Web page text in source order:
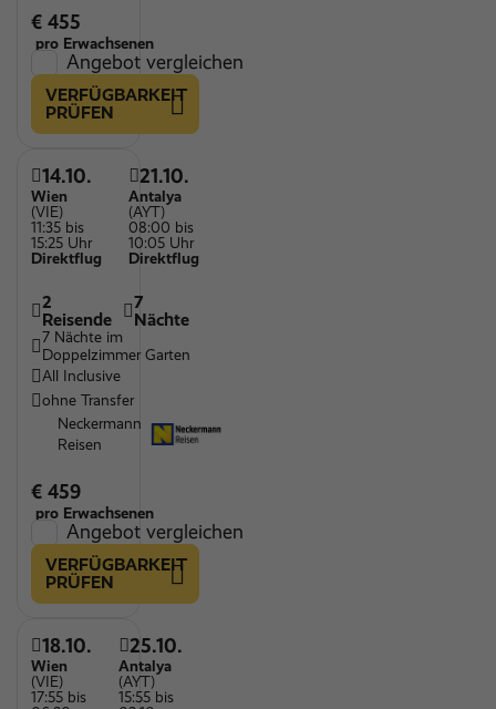
€ 455
pro Erwachsenen
Angebot vergleichen
VERFÜGBARKEIT
PRÜFEN
14.10.
Wien
(VIE)
11:35 bis
15:25 Uhr
Direktflug
21.10.
Antalya
(AYT)
08:00 bis
10:05 Uhr
Direktflug
2
Reisende
7
Nächte
7 Nächte im
Doppelzimmer Garten
All Inclusive
ohne Transfer
Neckermann
Reisen
€ 459
pro Erwachsenen
Angebot vergleichen
VERFÜGBARKEIT
PRÜFEN
18.10.
Wien
(VIE)
17:55 bis
25.10.
Antalya
(AYT)
15:55 bis